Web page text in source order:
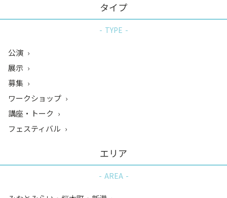
タイプ
TYPE
公演
展示
募集
ワークショップ
講座・トーク
フェスティバル
エリア
AREA